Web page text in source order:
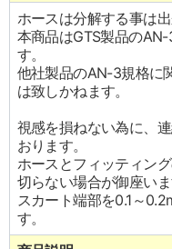
ホースは分解する事は出
本商品はGTS製品の
す。
他社製品のAN-3規格に
は致しかねます。
視感を損ねない為に、
おります。
ホースとフィッティン
切らない場合が御座いま
スカート端部を0.1～
す。